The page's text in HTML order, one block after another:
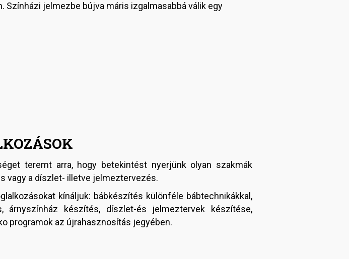
Színházi jelmezbe bújva máris izgalmasabbá válik egy
teremt arra, hogy betekintést nyerjünk olyan szakmák
vagy a díszlet- illetve jelmeztervezés.
kínáljuk: bábkészítés különféle bábtechnikákkal,
árnyszínház készítés, díszlet-és jelmeztervek készítése,
programok az újrahasznosítás jegyében.